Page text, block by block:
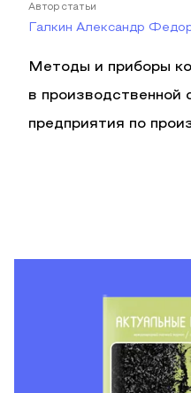
Автор статьи
Галкин Александр
Методы и приборы
в производственной
предприятия по